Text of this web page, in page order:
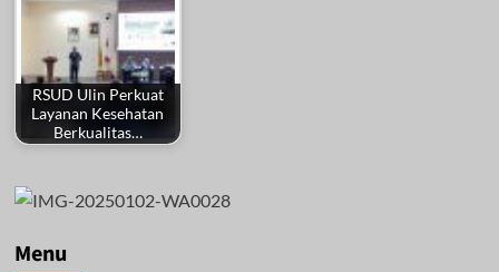
RSUD Ulin Perkuat
Layanan Kesehatan
Berkualitas…
Menu